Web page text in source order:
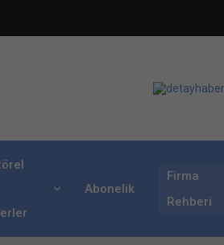
Abonelik
Firma
Rehberi